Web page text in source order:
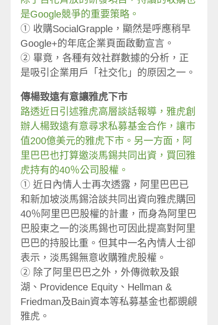
是Google競爭的重要策略。
① 收購SocialGrapple，顯然是呼應稍早
Google+的年底企業頁面啟動宣言。
② 畢竟，各種有效社群數據的分析，正
是吸引企業用戶「社交化」的原因之一。
傳楊致遠有意讓雅虎下市
路透近日引述雅虎高層談話報導，雅虎創
辦人楊致遠有意尋求私募基金合作，讓市
值200億美元的雅虎下市。另一方面，阿
里巴巴也打算邀淡馬錫共同出資，買回雅
虎持有的40％公司股權。
① 近日內情人士再次透露，阿里巴巴已
和新加坡淡馬錫洽談共同出資向雅虎購回
40％阿里巴巴股權的計畫，而身為阿里巴
巴股東之一的淡馬錫也可因此提高對阿里
巴巴的持股比重。但其中一名內情人士卻
表示，淡馬錫無意收購雅虎股權。
② 除了阿里巴巴之外，外傳微軟及銀
湖、Providence Equity、Hellman &
Friedman及Bain資本等私募基金也都覬覦
雅虎。